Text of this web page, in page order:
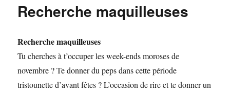
Saltim’Gosses
Recherche maquilleuses
Recherche maquilleuses
Tu cherches à t’occuper les week-ends moroses de
novembre ? Te donner du peps dans cette période
tristounette d’avant fêtes ? L’occasion de rire et te donner un